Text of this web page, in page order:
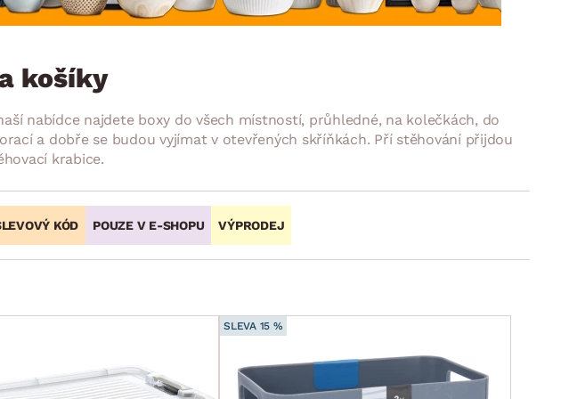
ZAHRADNÍ DOPLŇKY VÁNOCE
Zahradní doplňky
košíky
nabídce najdete boxy do všech místností, průhledné, na kolečkách, do
a dobře se budou vyjímat v otevřených skříňkách. Pří stěhování přijdou
krabice.
KÓD POUZE V E-SHOPU VÝPRODEJ
SLEVA 15 %